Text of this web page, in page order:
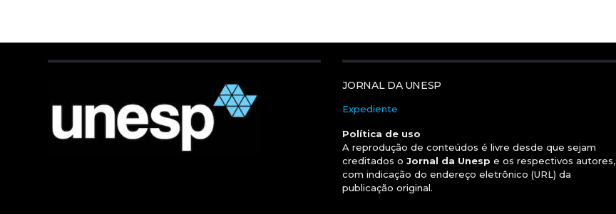
JORNAL DA UNESP
Expediente
Política de uso
A reprodução de conteúdos é livre desde que sejam
creditados oJornal da Unesp e os respectivos autores,
com indicação do endereço eletrônico (URL) da
publicação original.